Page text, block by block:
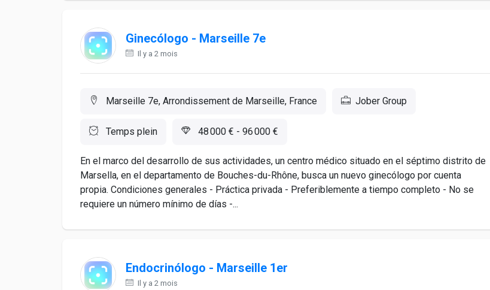
Ginecólogo - Marseille 7e
Il y a 2 mois
Marseille 7e, Arrondissement de Marseille, France Jober Group
Temps plein 48 000 € - 96 000 €
En el marco del desarrollo de sus actividades, un centro médico situado en el séptimo distrito de
Marsella, en el departamento de Bouches-du-Rhône, busca un nuevo ginecólogo por cuenta
propia. Condiciones generales - Práctica privada - Preferiblemente a tiempo completo - No se
requiere un número mínimo de días -...
Endocrinólogo - Marseille 1er
Il y a 2 mois